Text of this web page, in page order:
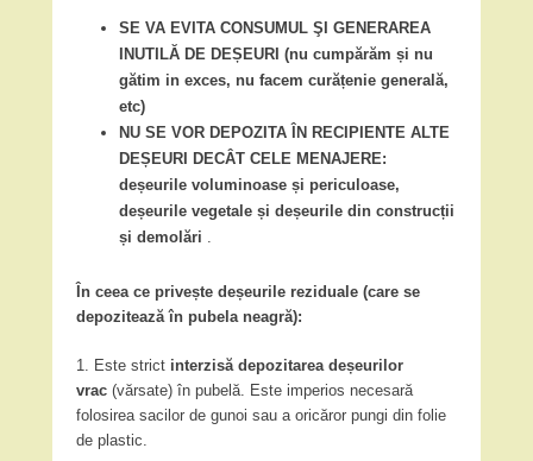
SE VA EVITA CONSUMUL ŞI GENERAREA
INUTILĂ DE DEȘEURI (nu cumpărăm și nu
gătim in exces, nu facem curățenie generală,
etc)
NU SE VOR DEPOZITA ÎN RECIPIENTE ALTE
DEȘEURI DECÂT CELE MENAJERE:
deșeurile voluminoase și periculoase,
deșeurile vegetale și deșeurile din construcții
și demolări .
În ceea ce privește deșeurile reziduale (care se
depozitează în pubela neagră):
1. Este strict interzisă depozitarea deșeurilor
vrac (vărsate) în pubelă. Este imperios necesară
folosirea sacilor de gunoi sau a oricăror pungi din folie
de plastic.